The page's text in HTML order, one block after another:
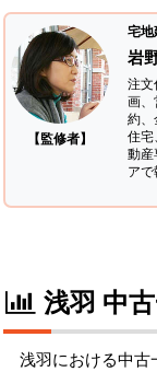
【監修者】
宅地
岩
注
画、
約、
住宅
動産
アで
浅羽 中
浅羽における中古